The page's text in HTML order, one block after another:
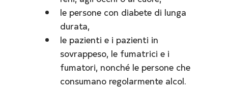
le persone con diabete di lunga
durata,
le pazienti e i pazienti in
sovrappeso, le fumatrici e i
fumatori, nonché le persone che
consumano regolarmente alcol.